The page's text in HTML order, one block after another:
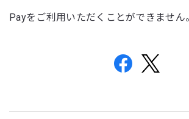
Payをご利用いただくことができません。